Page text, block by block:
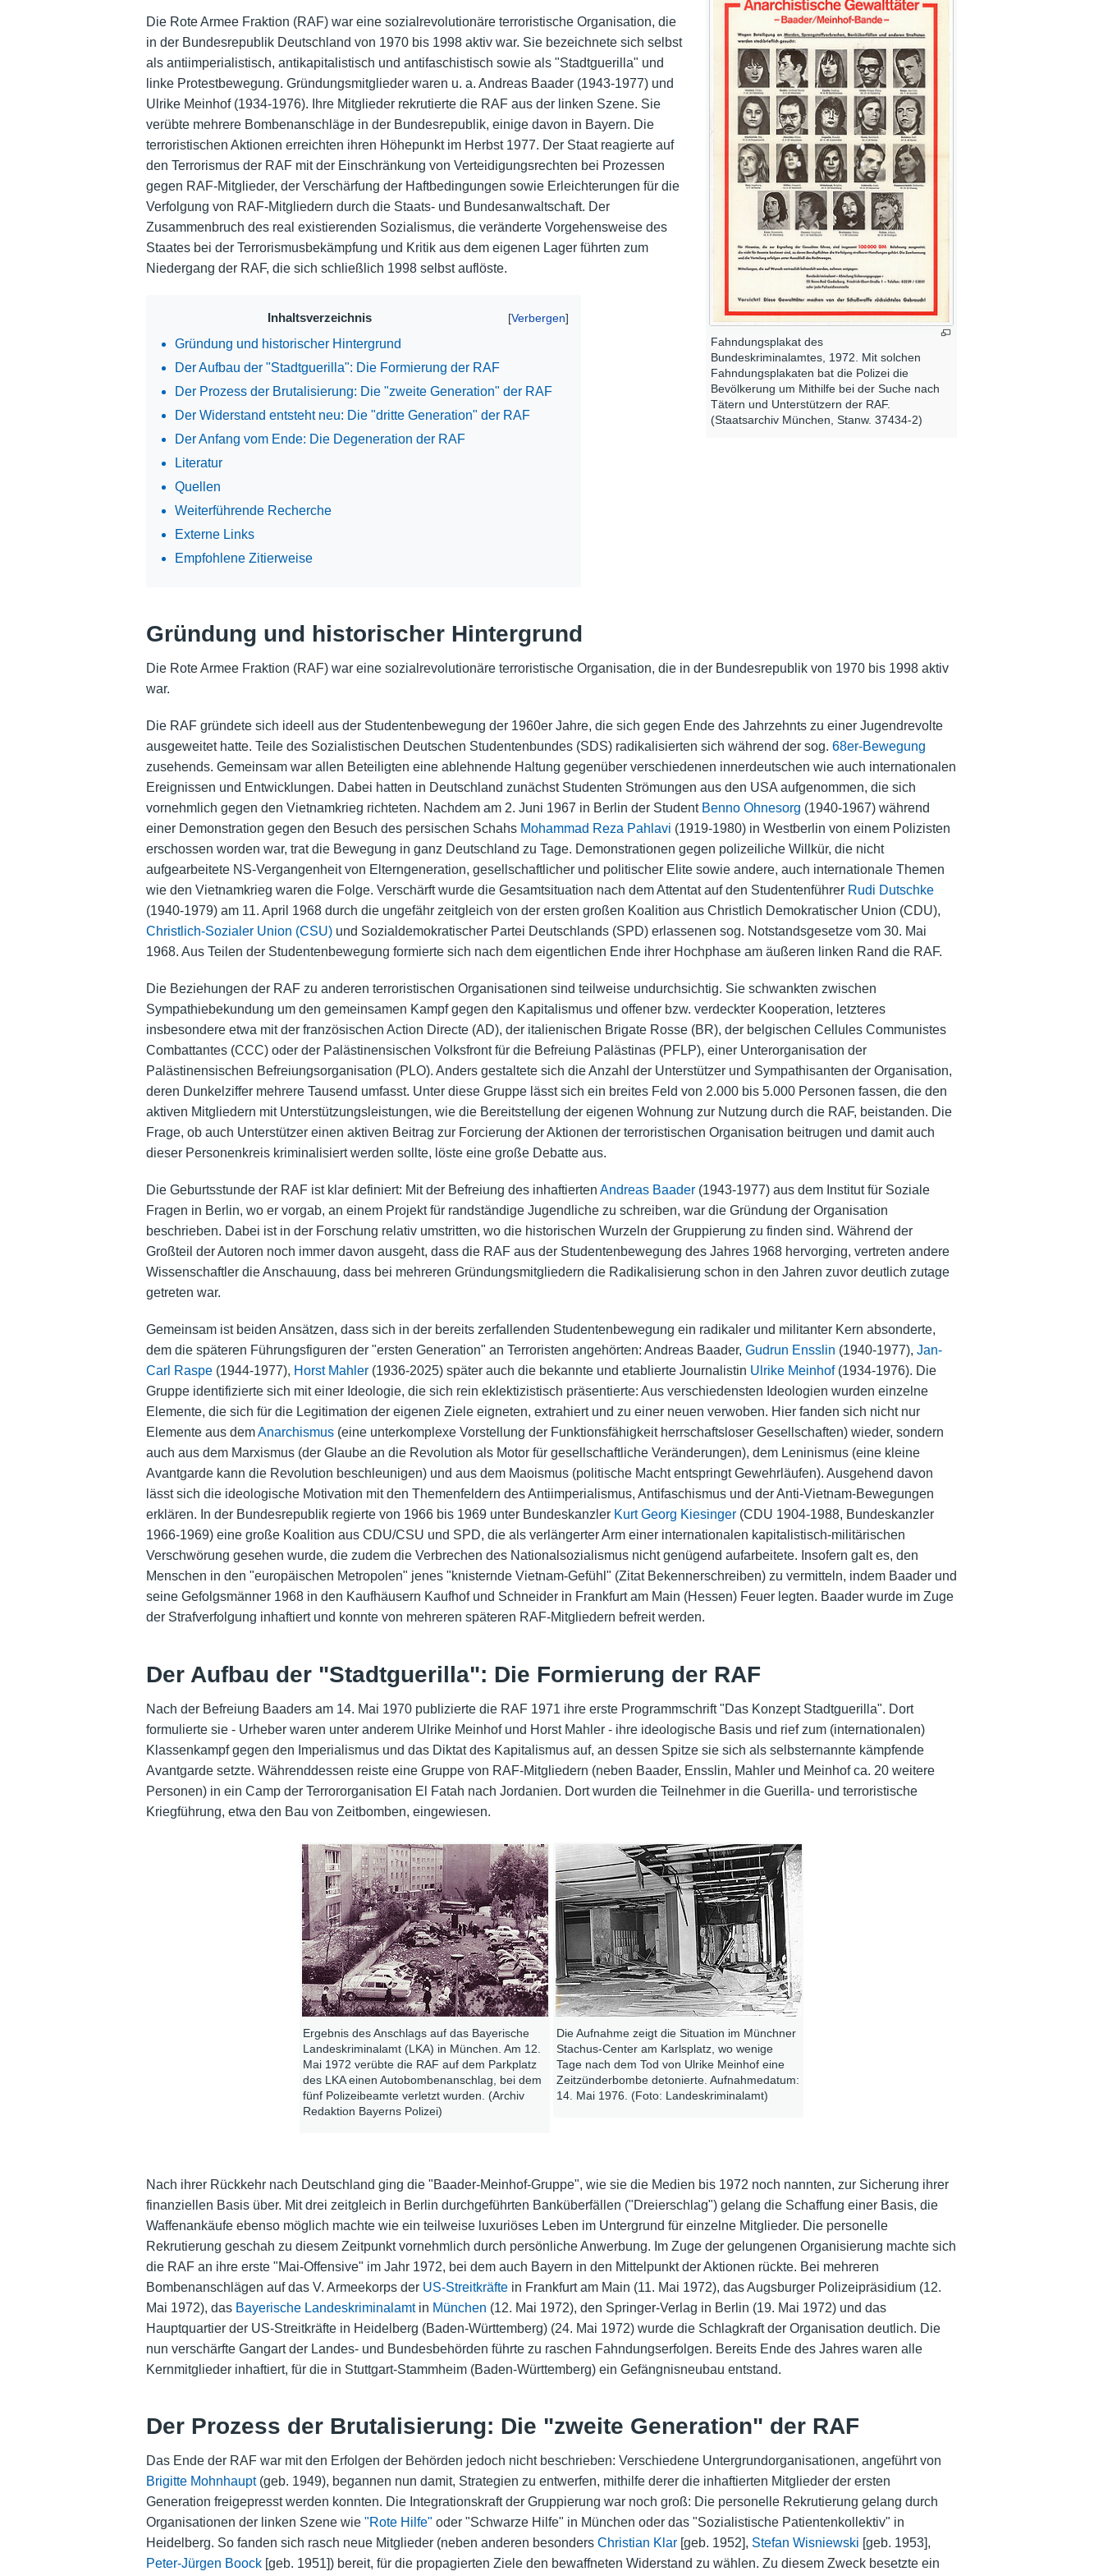
Nutzungshinweise
Fahndungsplakat des
Bundeskriminalamtes, 1972. Mit solchen
Fahndungsplakaten bat die Polizei die
Bevölkerung um Mithilfe bei der Suche nach
Tätern und Unterstützern der RAF.
(Staatsarchiv München, Stanw. 37434-2)
Die Rote Armee Fraktion (RAF) war eine sozialrevolutionäre terroristische Organisation, die
in der Bundesrepublik Deutschland von 1970 bis 1998 aktiv war. Sie bezeichnete sich selbst
als antiimperialistisch, antikapitalistisch und antifaschistisch sowie als "Stadtguerilla" und
linke Protestbewegung. Gründungsmitglieder waren u. a. Andreas Baader (1943-1977) und
Ulrike Meinhof (1934-1976). Ihre Mitglieder rekrutierte die RAF aus der linken Szene. Sie
verübte mehrere Bombenanschläge in der Bundesrepublik, einige davon in Bayern. Die
terroristischen Aktionen erreichten ihren Höhepunkt im Herbst 1977. Der Staat reagierte auf
den Terrorismus der RAF mit der Einschränkung von Verteidigungsrechten bei Prozessen
gegen RAF-Mitglieder, der Verschärfung der Haftbedingungen sowie Erleichterungen für die
Verfolgung von RAF-Mitgliedern durch die Staats- und Bundesanwaltschaft. Der
Zusammenbruch des real existierenden Sozialismus, die veränderte Vorgehensweise des
Staates bei der Terrorismusbekämpfung und Kritik aus dem eigenen Lager führten zum
Niedergang der RAF, die sich schließlich 1998 selbst auflöste.
Inhaltsverzeichnis
Gründung und historischer Hintergrund
Der Aufbau der "Stadtguerilla": Die Formierung der RAF
Der Prozess der Brutalisierung: Die "zweite Generation" der RAF
Der Widerstand entsteht neu: Die "dritte Generation" der RAF
Der Anfang vom Ende: Die Degeneration der RAF
Literatur
Quellen
Weiterführende Recherche
Externe Links
Empfohlene Zitierweise
Gründung und historischer Hintergrund
Die Rote Armee Fraktion (RAF) war eine sozialrevolutionäre terroristische Organisation, die in der Bundesrepublik von 1970 bis 1998 aktiv
war.
Die RAF gründete sich ideell aus der Studentenbewegung der 1960er Jahre, die sich gegen Ende des Jahrzehnts zu einer Jugendrevolte
ausgeweitet hatte. Teile des Sozialistischen Deutschen Studentenbundes (SDS) radikalisierten sich während der sog. 68er-Bewegung
zusehends. Gemeinsam war allen Beteiligten eine ablehnende Haltung gegenüber verschiedenen innerdeutschen wie auch internationalen
Ereignissen und Entwicklungen. Dabei hatten in Deutschland zunächst Studenten Strömungen aus den USA aufgenommen, die sich
vornehmlich gegen den Vietnamkrieg richteten. Nachdem am 2. Juni 1967 in Berlin der Student Benno Ohnesorg (1940-1967) während
einer Demonstration gegen den Besuch des persischen Schahs Mohammad Reza Pahlavi (1919-1980) in Westberlin von einem Polizisten
erschossen worden war, trat die Bewegung in ganz Deutschland zu Tage. Demonstrationen gegen polizeiliche Willkür, die nicht
aufgearbeitete NS-Vergangenheit von Elterngeneration, gesellschaftlicher und politischer Elite sowie andere, auch internationale Themen
wie den Vietnamkrieg waren die Folge. Verschärft wurde die Gesamtsituation nach dem Attentat auf den Studentenführer Rudi Dutschke
(1940-1979) am 11. April 1968 durch die ungefähr zeitgleich von der ersten großen Koalition aus Christlich Demokratischer Union (CDU),
Christlich-Sozialer Union (CSU)und Sozialdemokratischer Partei Deutschlands (SPD) erlassenen sog. Notstandsgesetze vom 30. Mai
1968. Aus Teilen der Studentenbewegung formierte sich nach dem eigentlichen Ende ihrer Hochphase am äußeren linken Rand die RAF.
Die Beziehungen der RAF zu anderen terroristischen Organisationen sind teilweise undurchsichtig. Sie schwankten zwischen
Sympathiebekundung um den gemeinsamen Kampf gegen den Kapitalismus und offener bzw. verdeckter Kooperation, letzteres
insbesondere etwa mit der französischen Action Directe (AD), der italienischen Brigate Rosse (BR), der belgischen Cellules Communistes
Combattantes (CCC) oder der Palästinensischen Volksfront für die Befreiung Palästinas (PFLP), einer Unterorganisation der
Palästinensischen Befreiungsorganisation (PLO). Anders gestaltete sich die Anzahl der Unterstützer und Sympathisanten der Organisation,
deren Dunkelziffer mehrere Tausend umfasst. Unter diese Gruppe lässt sich ein breites Feld von 2.000 bis 5.000 Personen fassen, die den
aktiven Mitgliedern mit Unterstützungsleistungen, wie die Bereitstellung der eigenen Wohnung zur Nutzung durch die RAF, beistanden. Die
Frage, ob auch Unterstützer einen aktiven Beitrag zur Forcierung der Aktionen der terroristischen Organisation beitrugen und damit auch
dieser Personenkreis kriminalisiert werden sollte, löste eine große Debatte aus.
Die Geburtsstunde der RAF ist klar definiert: Mit der Befreiung des inhaftierten Andreas Baader(1943-1977) aus dem Institut für Soziale
Fragen in Berlin, wo er vorgab, an einem Projekt für randständige Jugendliche zu schreiben, war die Gründung der Organisation
beschrieben. Dabei ist in der Forschung relativ umstritten, wo die historischen Wurzeln der Gruppierung zu finden sind. Während der
Großteil der Autoren noch immer davon ausgeht, dass die RAF aus der Studentenbewegung des Jahres 1968 hervorging, vertreten andere
Wissenschaftler die Anschauung, dass bei mehreren Gründungsmitgliedern die Radikalisierung schon in den Jahren zuvor deutlich zutage
getreten war.
Gemeinsam ist beiden Ansätzen, dass sich in der bereits zerfallenden Studentenbewegung ein radikaler und militanter Kern absonderte,
dem die späteren Führungsfiguren der "ersten Generation" an Terroristen angehörten: Andreas Baader, Gudrun Ensslin (1940-1977), Jan-
Carl Raspe(1944-1977), Horst Mahler(1936-2025) später auch die bekannte und etablierte Journalistin Ulrike Meinhof(1934-1976). Die
Gruppe identifizierte sich mit einer Ideologie, die sich rein eklektizistisch präsentierte: Aus verschiedensten Ideologien wurden einzelne
Elemente, die sich für die Legitimation der eigenen Ziele eigneten, extrahiert und zu einer neuen verwoben. Hier fanden sich nicht nur
Elemente aus demAnarchismus(eine unterkomplexe Vorstellung der Funktionsfähigkeit herrschaftsloser Gesellschaften) wieder, sondern
auch aus dem Marxismus (der Glaube an die Revolution als Motor für gesellschaftliche Veränderungen), dem Leninismus (eine kleine
Avantgarde kann die Revolution beschleunigen) und aus dem Maoismus (politische Macht entspringt Gewehrläufen). Ausgehend davon
lässt sich die ideologische Motivation mit den Themenfeldern des Antiimperialismus, Antifaschismus und der Anti-Vietnam-Bewegungen
erklären. In der Bundesrepublik regierte von 1966 bis 1969 unter Bundeskanzler Kurt Georg Kiesinger(CDU 1904-1988, Bundeskanzler
1966-1969) eine große Koalition aus CDU/CSU und SPD, die als verlängerter Arm einer internationalen kapitalistisch-militärischen
Verschwörung gesehen wurde, die zudem die Verbrechen des Nationalsozialismus nicht genügend aufarbeitete. Insofern galt es, den
Menschen in den "europäischen Metropolen" jenes "knisternde Vietnam-Gefühl" (Zitat Bekennerschreiben) zu vermitteln, indem Baader und
seine Gefolgsmänner 1968 in den Kaufhäusern Kaufhof und Schneider in Frankfurt am Main (Hessen) Feuer legten. Baader wurde im Zuge
der Strafverfolgung inhaftiert und konnte von mehreren späteren RAF-Mitgliedern befreit werden.
Der Aufbau der "Stadtguerilla": Die Formierung der RAF
Nach der Befreiung Baaders am 14. Mai 1970 publizierte die RAF 1971 ihre erste Programmschrift "Das Konzept Stadtguerilla". Dort
formulierte sie - Urheber waren unter anderem Ulrike Meinhof und Horst Mahler - ihre ideologische Basis und rief zum (internationalen)
Klassenkampf gegen den Imperialismus und das Diktat des Kapitalismus auf, an dessen Spitze sie sich als selbsternannte kämpfende
Avantgarde setzte. Währenddessen reiste eine Gruppe von RAF-Mitgliedern (neben Baader, Ensslin, Mahler und Meinhof ca. 20 weitere
Personen) in ein Camp der Terrororganisation El Fatah nach Jordanien. Dort wurden die Teilnehmer in die Guerilla- und terroristische
Kriegführung, etwa den Bau von Zeitbomben, eingewiesen.
Ergebnis des Anschlags auf das Bayerische
Landeskriminalamt (LKA) in München. Am 12.
Mai 1972 verübte die RAF auf dem Parkplatz
des LKA einen Autobombenanschlag, bei dem
fünf Polizeibeamte verletzt wurden. (Archiv
Redaktion Bayerns Polizei)
Die Aufnahme zeigt die Situation im Münchner
Stachus-Center am Karlsplatz, wo wenige
Tage nach dem Tod von Ulrike Meinhof eine
Zeitzünderbombe detonierte. Aufnahmedatum:
14. Mai 1976. (Foto: Landeskriminalamt)
Nach ihrer Rückkehr nach Deutschland ging die "Baader-Meinhof-Gruppe", wie sie die Medien bis 1972 noch nannten, zur Sicherung ihrer
finanziellen Basis über. Mit drei zeitgleich in Berlin durchgeführten Banküberfällen ("Dreierschlag") gelang die Schaffung einer Basis, die
Waffenankäufe ebenso möglich machte wie ein teilweise luxuriöses Leben im Untergrund für einzelne Mitglieder. Die personelle
Rekrutierung geschah zu diesem Zeitpunkt vornehmlich durch persönliche Anwerbung. Im Zuge der gelungenen Organisierung machte sich
die RAF an ihre erste "Mai-Offensive" im Jahr 1972, bei dem auch Bayern in den Mittelpunkt der Aktionen rückte. Bei mehreren
Bombenanschlägen auf das V. Armeekorps der US-Streitkräftein Frankfurt am Main (11. Mai 1972), das Augsburger Polizeipräsidium (12.
Mai 1972), das Bayerische Landeskriminalamtin München (12. Mai 1972), den Springer-Verlag in Berlin (19. Mai 1972) und das
Hauptquartier der US-Streitkräfte in Heidelberg (Baden-Württemberg) (24. Mai 1972) wurde die Schlagkraft der Organisation deutlich. Die
nun verschärfte Gangart der Landes- und Bundesbehörden führte zu raschen Fahndungserfolgen. Bereits Ende des Jahres waren alle
Kernmitglieder inhaftiert, für die in Stuttgart-Stammheim (Baden-Württemberg) ein Gefängnisneubau entstand.
Der Prozess der Brutalisierung: Die "zweite Generation" der RAF
Das Ende der RAF war mit den Erfolgen der Behörden jedoch nicht beschrieben: Verschiedene Untergrundorganisationen, angeführt von
Brigitte Mohnhaupt(geb. 1949), begannen nun damit, Strategien zu entwerfen, mithilfe derer die inhaftierten Mitglieder der ersten
Generation freigepresst werden konnten. Die Integrationskraft der Gruppierung war noch groß: Die personelle Rekrutierung gelang durch
Organisationen der linken Szene wie "Rote Hilfe" oder "Schwarze Hilfe" in München oder das "Sozialistische Patientenkollektiv" in
Heidelberg. So fanden sich rasch neue Mitglieder (neben anderen besonders Christian Klar[geb. 1952], Stefan Wisniewski [geb. 1953],
Peter-Jürgen Boock[geb. 1951]) bereit, für die propagierten Ziele den bewaffneten Widerstand zu wählen. Zu diesem Zweck besetzte ein